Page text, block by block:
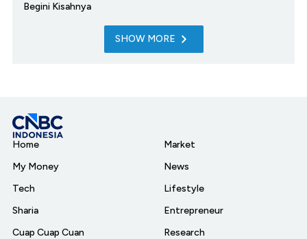
Begini Kisahnya
SHOW MORE
Home
My Money
Tech
Sharia
Cuap Cuap Cuan
Market
News
Lifestyle
Entrepreneur
Research